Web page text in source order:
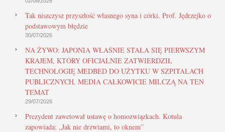
Tak niszczysz przyszłość własnego syna i córki. Prof. Jędrzejko o
podstawowym błędzie
30/07/2026
NA ŻYWO: JAPONIA WŁAŚNIE STAŁA SIĘ PIERWSZYM
KRAJEM, KTÓRY OFICJALNIE ZATWIERDZIŁ
TECHNOLOGIĘ MEDBED DO UŻYTKU W SZPITALACH
PUBLICZNYCH. MEDIA CAŁKOWICIE MILCZĄ NA TEN
TEMAT
29/07/2026
Prezydent zawetował ustawę o homozwiązkach. Kotula
zapowiada: „Jak nie drzwiami, to oknem”